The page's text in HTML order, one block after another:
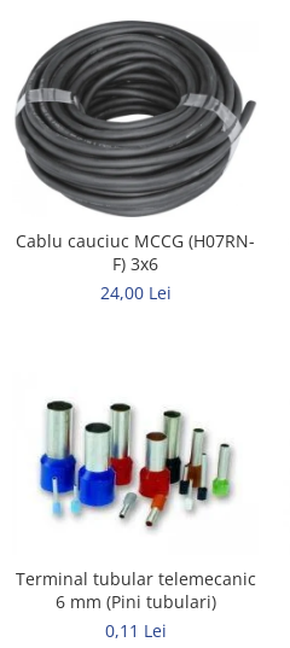
Cablu cauciuc MCCG (H07RN-
F) 3x6
24,00 Lei
Terminal tubular telemecanic
6 mm (Pini tubulari)
0,11 Lei